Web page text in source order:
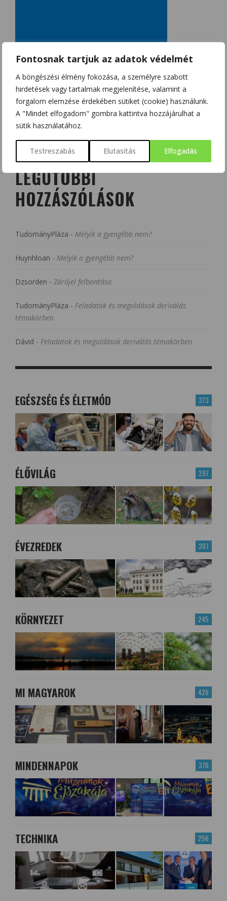
Fontosnak tartjuk az adatok védelmét
A böngészési élmény fokozása, a személyre szabott
hirdetések vagy tartalmak megjelenítése, valamint a
forgalom elemzése érdekében sütiket (cookie) használunk.
A "Mindet elfogadom" gombra kattintva hozzájárulhat a
sütik használatához.
Testreszabás Elutasítás Elfogadás
LEGUTÓBBI
HOZZÁSZÓLÁSOK
TudományPláza - Melyik a gyengébb nem?
Huynhloan - Melyik a gyengébb nem?
Dzsorden - Zárójel felbontása
TudományPláza - Feladatok és megoldások deriválás
témakörben
Dávid - Feladatok és megoldások deriválás témakörben
373
EGÉSZSÉG ÉS ÉLETMÓD
297
ÉLŐVILÁG
207
ÉVEZREDEK
245
KÖRNYEZET
426
MI MAGYAROK
376
MINDENNAPOK
256
TECHNIKA